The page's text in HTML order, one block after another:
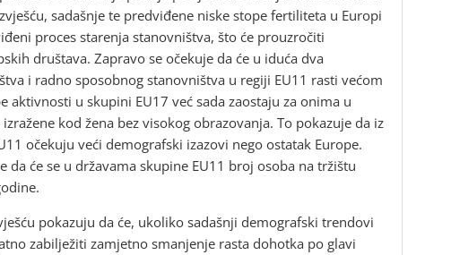
sadašnje te predviđene niske stope fertiliteta u Europi
proces starenja stanovništva, što će prouzročiti
društava. Zapravo se očekuje da će u iduća dva
i radno sposobnog stanovništva u regiji EU11 rasti većom
aktivnosti u skupini EU17 već sada zaostaju za onima u
kod žena bez visokog obrazovanja. To pokazuje da iz
očekuju veći demografski izazovi nego ostatak Europe.
da će se u državama skupine EU11 broj osoba na tržištu
pokazuju da će, ukoliko sadašnji demografski trendovi
zabilježiti zamjetno smanjenje rasta dohotka po glavi